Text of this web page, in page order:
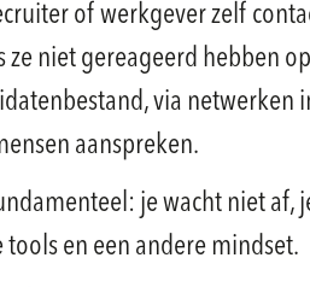
of werkgever zelf
niet gereageerd hebben
via netwerken
aanspreken.
je wacht niet af,
en een andere mindset.